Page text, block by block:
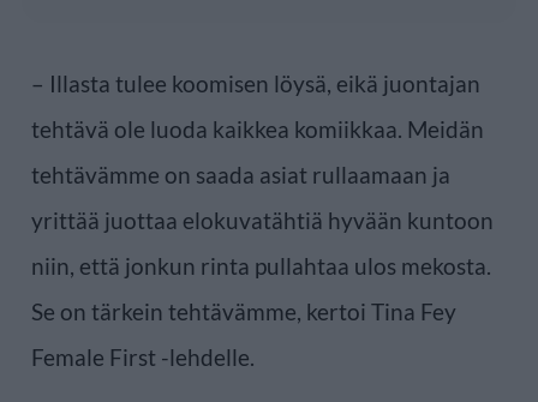
– Illasta tulee koomisen löysä, eikä juontajan
tehtävä ole luoda kaikkea komiikkaa. Meidän
tehtävämme on saada asiat rullaamaan ja
yrittää juottaa elokuvatähtiä hyvään kuntoon
niin, että jonkun rinta pullahtaa ulos mekosta.
Se on tärkein tehtävämme, kertoi Tina Fey
Female First -lehdelle.